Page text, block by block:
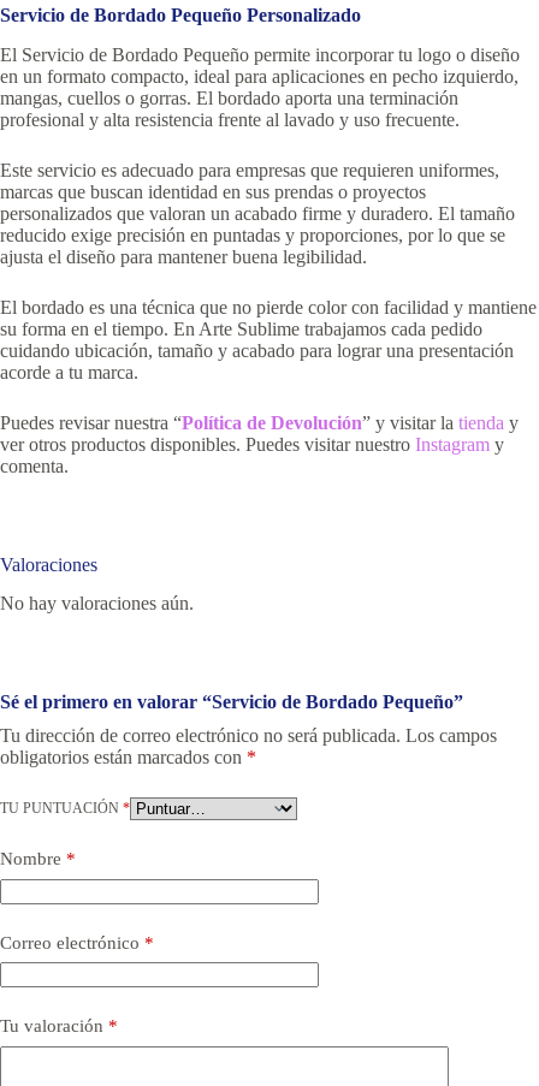
Servicio de Bordado Pequeño Personalizado
El Servicio de Bordado Pequeño permite incorporar tu logo o diseño
en un formato compacto, ideal para aplicaciones en pecho izquierdo,
mangas, cuellos o gorras. El bordado aporta una terminación
profesional y alta resistencia frente al lavado y uso frecuente.
Este servicio es adecuado para empresas que requieren uniformes,
marcas que buscan identidad en sus prendas o proyectos
personalizados que valoran un acabado firme y duradero. El tamaño
reducido exige precisión en puntadas y proporciones, por lo que se
ajusta el diseño para mantener buena legibilidad.
El bordado es una técnica que no pierde color con facilidad y mantiene
su forma en el tiempo. En Arte Sublime trabajamos cada pedido
cuidando ubicación, tamaño y acabado para lograr una presentación
acorde a tu marca.
Puedes revisar nuestra “Política de Devolución” y visitar la tienda y
ver otros productos disponibles. Puedes visitar nuestro Instagram y
comenta.
Valoraciones
No hay valoraciones aún.
Sé el primero en valorar “Servicio de Bordado Pequeño”
Tu dirección de correo electrónico no será publicada. Los campos
obligatorios están marcados con *
TU PUNTUACIÓN *
Nombre *
Correo electrónico *
Tu valoración *